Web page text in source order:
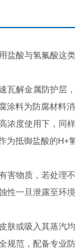
盐酸与氢氟酸这
瓦解金属防护层
涂料为防腐材料消
浓度使用下，同
抵御盐酸的H+
害物质，若处理
性一旦泄露至环
肤或吸入其蒸汽
规范，配备专业